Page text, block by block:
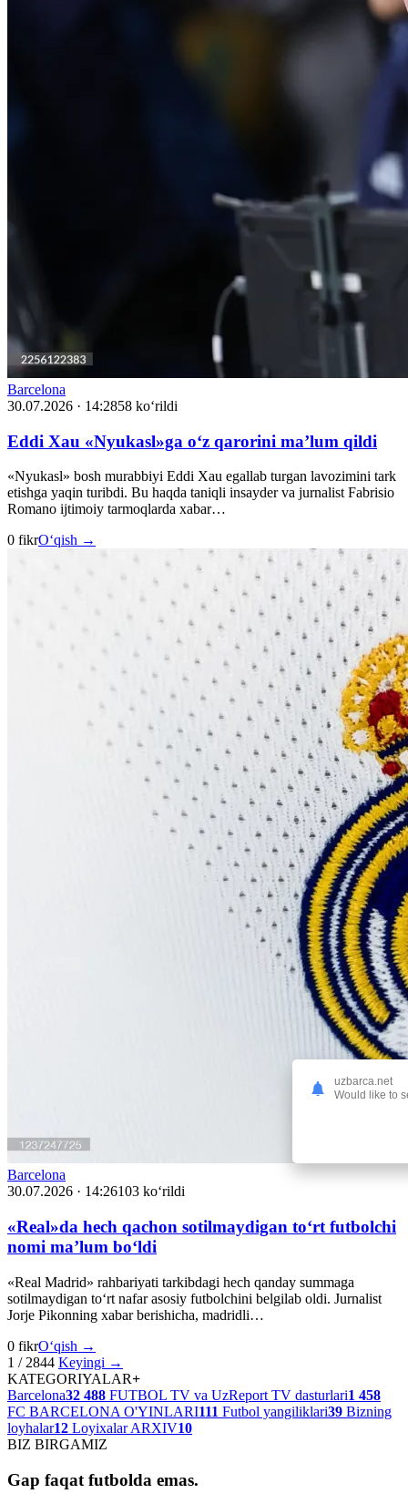
Barcelona
30.07.2026 · 14:2858 ko‘rildi
Eddi Xau «Nyukasl»ga o‘z qarorini ma’lum qildi
«Nyukasl» bosh murabbiyi Eddi Xau egallab turgan lavozimini tark
etishga yaqin turibdi. Bu haqda taniqli insayder va jurnalist Fabrisio
Romano ijtimoiy tarmoqlarda xabar…
0 fikrO‘qish →
Barcelona
30.07.2026 · 14:26103 ko‘rildi
«Real»da hech qachon sotilmaydigan to‘rt futbolchi
nomi ma’lum bo‘ldi
«Real Madrid» rahbariyati tarkibdagi hech qanday summaga
sotilmaydigan to‘rt nafar asosiy futbolchini belgilab oldi. Jurnalist
Jorje Pikonning xabar berishicha, madridli…
0 fikrO‘qish →
1 / 2844 Keyingi →
KATEGORIYALAR+
Barcelona32 488 FUTBOL TV va UzReport TV dasturlari1 458
FC BARCELONA O'YINLARI111 Futbol yangiliklari39 Bizning
loyhalar12 Loyixalar ARXIV10
BIZ BIRGAMIZ
Gap faqat futbolda emas.
uzbarca.net
Would like to